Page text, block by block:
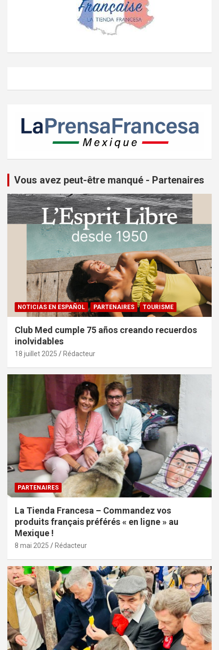
Vous avez peut-être manqué - Partenaires
NOTICIAS EN ESPAÑOL PARTENAIRES TOURISME
Club Med cumple 75 años creando recuerdos
inolvidables
18 juillet 2025 Rédacteur
PARTENAIRES
La Tienda Francesa – Commandez vos
produits français préférés « en ligne » au
Mexique !
8 mai 2025 Rédacteur